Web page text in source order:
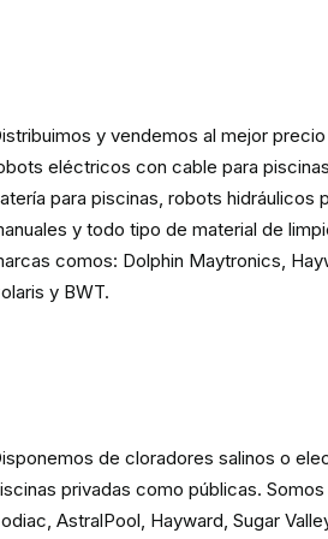
y vendemos al mejor
eléctricos con cable para
para piscinas, robots hidráulicos
y todo tipo de material de
comos: Dolphin Maytronics,
y BWT.
de cloradores salinos o
privadas como públicas.
AstralPool, Hayward, Sugar